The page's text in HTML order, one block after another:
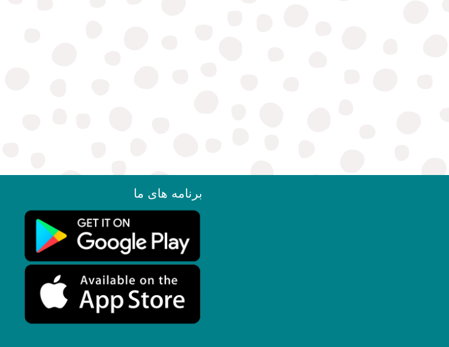
برنامه های ما